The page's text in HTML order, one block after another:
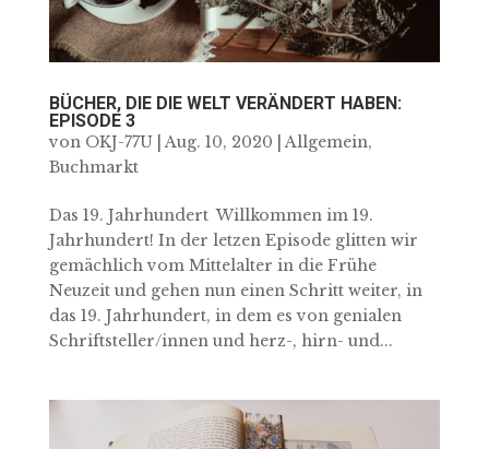
BÜCHER, DIE DIE WELT VERÄNDERT HABEN:
EPISODE 3
von OKJ-77U|Aug. 10, 2020 |Allgemein,
Buchmarkt
Das 19. Jahrhundert Willkommen im 19.
Jahrhundert! In der letzen Episode glitten wir
gemächlich vom Mittelalter in die Frühe
Neuzeit und gehen nun einen Schritt weiter, in
das 19. Jahrhundert, in dem es von genialen
Schriftsteller/innen und herz-, hirn- und...